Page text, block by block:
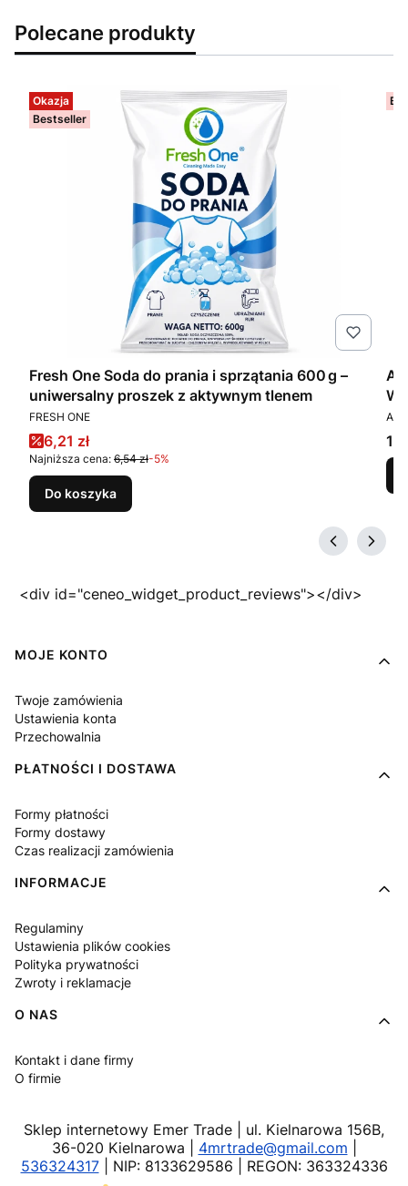
Polecane produkty
Okazja
Bestseller
Fresh One Soda do prania i sprzątania 600 g –
uniwersalny proszek z aktywnym tlenem
PRODUCENT
FRESH ONE
Cena promocyjna
6,21 zł
Najniższa cena: 6,54 zł-5%
Do koszyka
<div id="ceneo_widget_product_reviews"></div>
Linki w stopce
MOJE KONTO
Twoje zamówienia
Ustawienia konta
Przechowalnia
PŁATNOŚCI I DOSTAWA
Formy płatności
Formy dostawy
Czas realizacji zamówienia
INFORMACJE
Regulaminy
Ustawienia plików cookies
Polityka prywatności
Zwroty i reklamacje
O NAS
Kontakt i dane firmy
O firmie
Sklep internetowy Emer Trade | ul. Kielnarowa 156B,
36-020 Kielnarowa | 4mrtrade@gmail.com
536324317| NIP: 8133629586 | REGON: 363324336